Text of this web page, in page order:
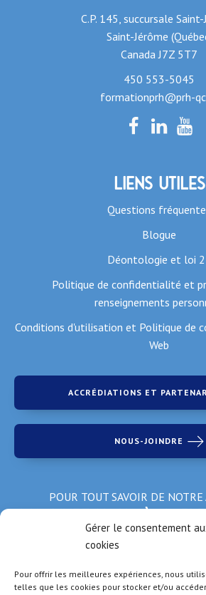
Gérer le consentement
cookies
Pour offrir les meilleures expériences, nous
telles que les cookies pour stocker et/ou
C.P. 145, succursale
Saint-Jérôme
Canada J7Z 5T7
450 553-5045
formationprh@prh-
Liens utiles
Questions
Blogue
Déontologie et loi
Politique de confidentialité et
renseignements
Conditions d'utilisation et Politique de
Web
ACCRÉDIATIONS ET
NOUS-JOINDRE
POUR TOUT SAVOIR DE
*Champs obligatoires